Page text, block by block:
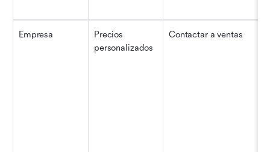
Empresa
Precios
personalizados
Contactar a ventas